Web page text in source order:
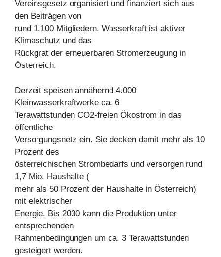
Vereinsgesetz organisiert und finanziert sich aus
den Beiträgen von
rund 1.100 Mitgliedern. Wasserkraft ist aktiver
Klimaschutz und das
Rückgrat der erneuerbaren Stromerzeugung in
Österreich.
Derzeit speisen annähernd 4.000
Kleinwasserkraftwerke ca. 6
Terawattstunden CO2-freien Ökostrom in das
öffentliche
Versorgungsnetz ein. Sie decken damit mehr als 10
Prozent des
österreichischen Strombedarfs und versorgen rund
1,7 Mio. Haushalte (
mehr als 50 Prozent der Haushalte in Österreich)
mit elektrischer
Energie. Bis 2030 kann die Produktion unter
entsprechenden
Rahmenbedingungen um ca. 3 Terawattstunden
gesteigert werden.